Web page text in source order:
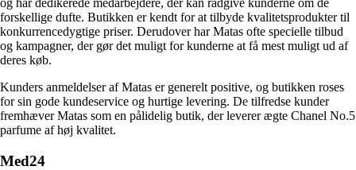
forskellige dufte. Butikken er kendt for at tilbyde kvalitetsprodukter til
konkurrencedygtige priser. Derudover har Matas ofte specielle tilbud
og kampagner, der gør det muligt for kunderne at få mest muligt ud af
deres køb.
Kunders anmeldelser af Matas er generelt positive, og butikken roses
for sin gode kundeservice og hurtige levering. De tilfredse kunder
fremhæver Matas som en pålidelig butik, der leverer ægte Chanel No.5
parfume af høj kvalitet.
Med24